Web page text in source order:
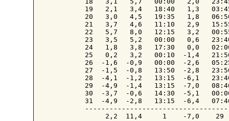
19   2,1   3,4   18:40   1,3
20   3,0   4,5   19:35   1,8
21   3,7   4,6   11:10   2,9
22   5,7   8,0   12:15   3,2
23   3,5   5,2   00:00   0,6
24   1,8   3,8   17:30   0,0
25   0,2   3,2   00:10  -1,4
26  -1,6  -0,9   00:00  -2,6
27  -1,5  -0,8   13:50  -2,8
28  -4,1  -1,2   13:15  -6,1
29  -4,9  -1,4   13:15  -7,0
30  -3,7  -0,6   14:30  -5,1
31  -4,9  -2,8   13:15  -6,4
2,2  11,4     1    -7,0    29